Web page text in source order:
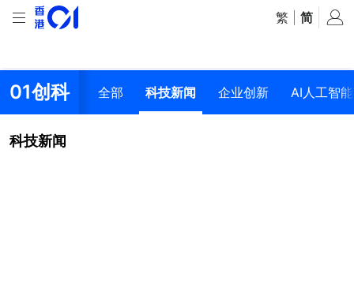
繁 简
01创科 全部 科技新闻 企业创新 AI人工智能
科技新闻